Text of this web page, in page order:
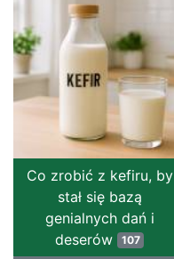
Co zrobić z kefiru, by
stał się bazą
genialnych dań i
deserów
107